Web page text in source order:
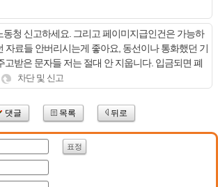
동청 신고하세요. 그리고 페이미지급인건은 가능하
자료들 안버리시는게 좋아요, 동선이나 통화했던 기
고받은 문자들 저는 절대 안 지웁니다. 입금되면 폐
차단 및 신고
댓글 목록 뒤로
표정